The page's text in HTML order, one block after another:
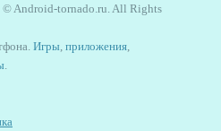
Android-tornado.ru. All Rights
Игры, приложения,
.